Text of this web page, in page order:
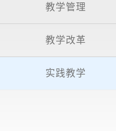
教学管理
教学改革
实践教学